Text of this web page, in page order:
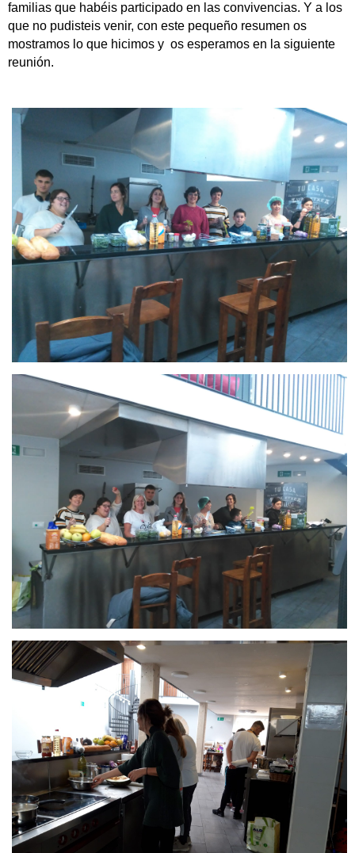
familias que habéis participado en las convivencias. Y a los
que no pudisteis venir, con este pequeño resumen os
mostramos lo que hicimos y os esperamos en la siguiente
reunión.